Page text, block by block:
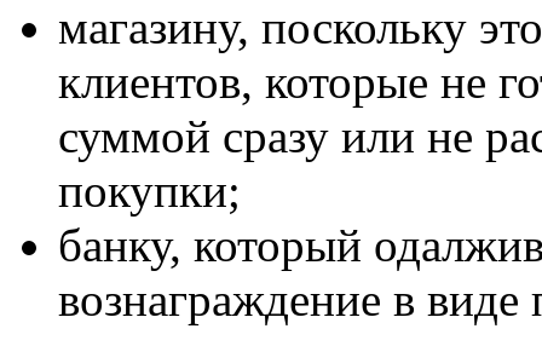
магазину, поскольку
клиентов, которые не
суммой сразу или не
покупки;
банку, который
вознаграждение в виде